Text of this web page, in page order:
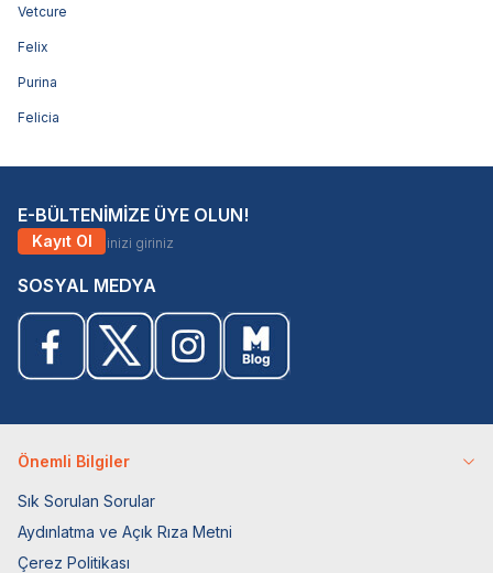
Vetcure
Felix
Purina
Felicia
E-BÜLTENİMİZE ÜYE OLUN!
Kayıt Ol
SOSYAL MEDYA
Önemli Bilgiler
Sık Sorulan Sorular
Aydınlatma ve Açık Rıza Metni
Çerez Politikası